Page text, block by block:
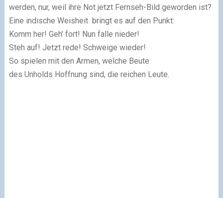
werden, nur, weil ihre Not jetzt Fernseh-Bild geworden ist?
Eine indische Weisheit bringt es auf den Punkt:
Komm her! Geh' fort! Nun falle nieder!
Steh auf! Jetzt rede! Schweige wieder!
So spielen mit den Armen, welche Beute
des Unholds Hoffnung sind, die reichen Leute.